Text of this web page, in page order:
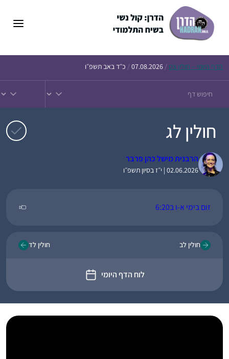
הדף היומי – חולין צט /
07.08.2026
/ כ״ד באב תשפ״ו
חולין לג
הרבנית מישל כהן פרבר
02.06.2026 | י״ז בסיון תשפ״ו
זום בימי א-ו ב6:20
חולין לב
לוח הדף היומי
חולין לד